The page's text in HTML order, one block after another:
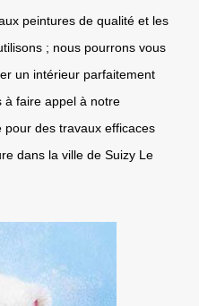
peintures de qualité et les
; nous pourrons vous
un intérieur parfaitement
à faire appel à notre
des travaux efficaces
dans la ville de Suizy Le